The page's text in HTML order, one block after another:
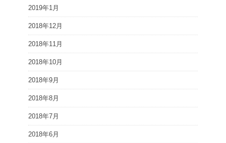
2019年1月
2018年12月
2018年11月
2018年10月
2018年9月
2018年8月
2018年7月
2018年6月